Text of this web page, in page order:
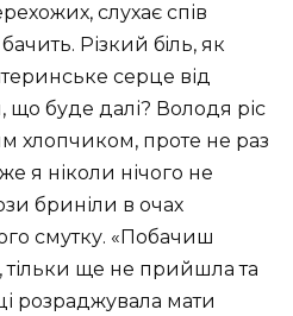
слухає спів
Різкий бiль, як
серце від
що буде далі? Володя ріс
хлопчиком, проте не раз
я ніколи нічого не
бриніли в очах
смутку. «Побачиш
ще не прийшла та
розраджувала мати